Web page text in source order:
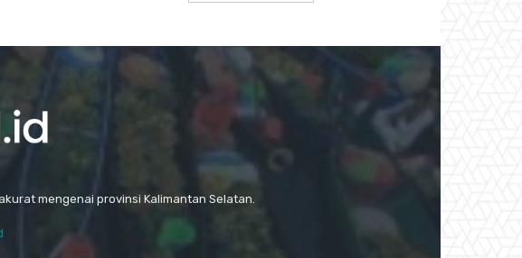
mengenai provinsi Kalimantan Selatan.